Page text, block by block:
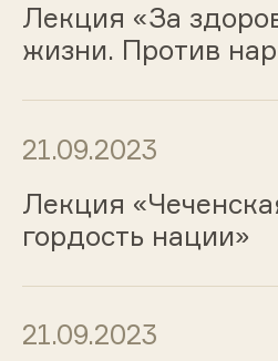
Лекция «За
жизни. Против
21.09.2023
Лекция
гордость нации»
21.09.2023